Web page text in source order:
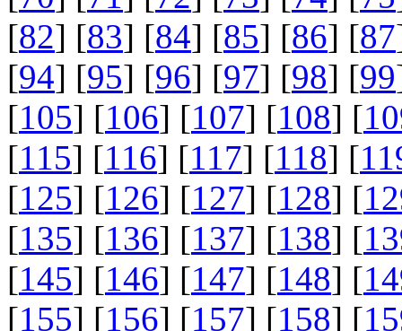
[82] [83] [84] [85] [86] [87
[94] [95] [96] [97] [98] [99
[105] [106] [107] [108] [
[115] [116] [117] [118] [
[125] [126] [127] [128] [
[135] [136] [137] [138] [
[145] [146] [147] [148] [
[155] [156] [157] [158] [